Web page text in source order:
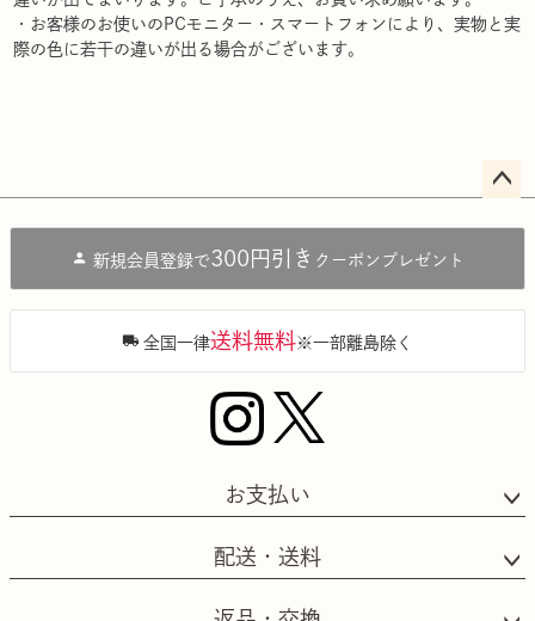
・お客様のお使いのPCモニター・スマートフォンにより、実物と実
際の色に若干の違いが出る場合がございます。
へ
新規会員登録で300円引き クーポンプレゼント
全国一律送料無料※一部離島除く
お支払い
配送・送料